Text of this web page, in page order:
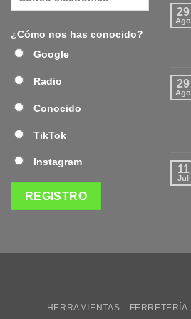
¿Cómo nos has conocido?
Google
Radio
Conocido
TikTok
Instagram
29
Ago
29
Ago
11
Jul
HERRAMIENTAS FERRETERÍA